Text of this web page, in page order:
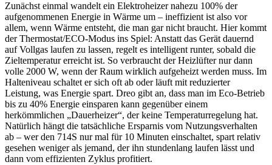
Zunächst einmal wandelt ein Elektroheizer nahezu 100% der
aufgenommenen Energie in Wärme um – ineffizient ist also vor
allem, wenn Wärme entsteht, die man gar nicht braucht. Hier kommt
der Thermostat/ECO-Modus ins Spiel: Anstatt das Gerät dauernd
auf Vollgas laufen zu lassen, regelt es intelligent runter, sobald die
Zieltemperatur erreicht ist. So verbraucht der Heizlüfter nur dann
volle 2000 W, wenn der Raum wirklich aufgeheizt werden muss. Im
Halteniveau schaltet er sich oft ab oder läuft mit reduzierter
Leistung, was Energie spart. Dreo gibt an, dass man im Eco-Betrieb
bis zu 40% Energie einsparen kann gegenüber einem
herkömmlichen „Dauerheizer“, der keine Temperaturregelung hat.
Natürlich hängt die tatsächliche Ersparnis vom Nutzungsverhalten
ab – wer den 714S nur mal für 10 Minuten einschaltet, spart relativ
gesehen weniger als jemand, der ihn stundenlang laufen lässt und
dann vom effizienten Zyklus profitiert.